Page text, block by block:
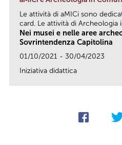
Le attività di aMICi sono
card. Le attività di Archeologia
Nei musei e nelle aree
Sovrintendenza Capitolina
01/10/2021 - 30/04/2023
Iniziativa didattica